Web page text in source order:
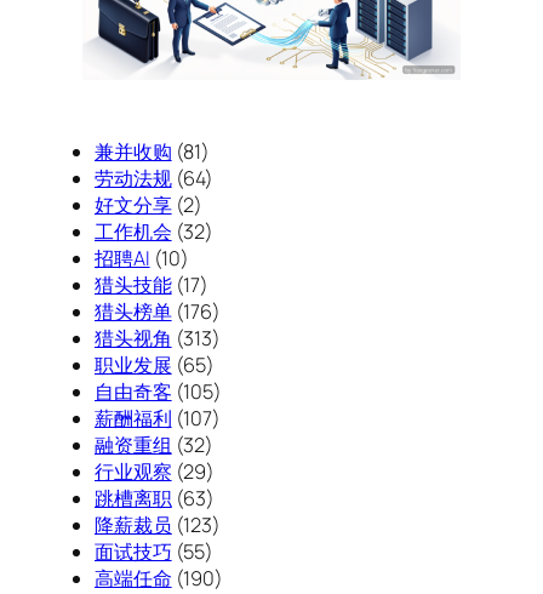
兼并收购 (81)
劳动法规(64)
好文分享(2)
工作机会 (32)
招聘AI (10)
猎头技能(17)
猎头榜单(176)
猎头视角 (313)
职业发展 (65)
自由奇客 (105)
薪酬福利 (107)
融资重组 (32)
行业观察 (29)
跳槽离职(63)
降薪裁员 (123)
面试技巧 (55)
高端任命 (190)